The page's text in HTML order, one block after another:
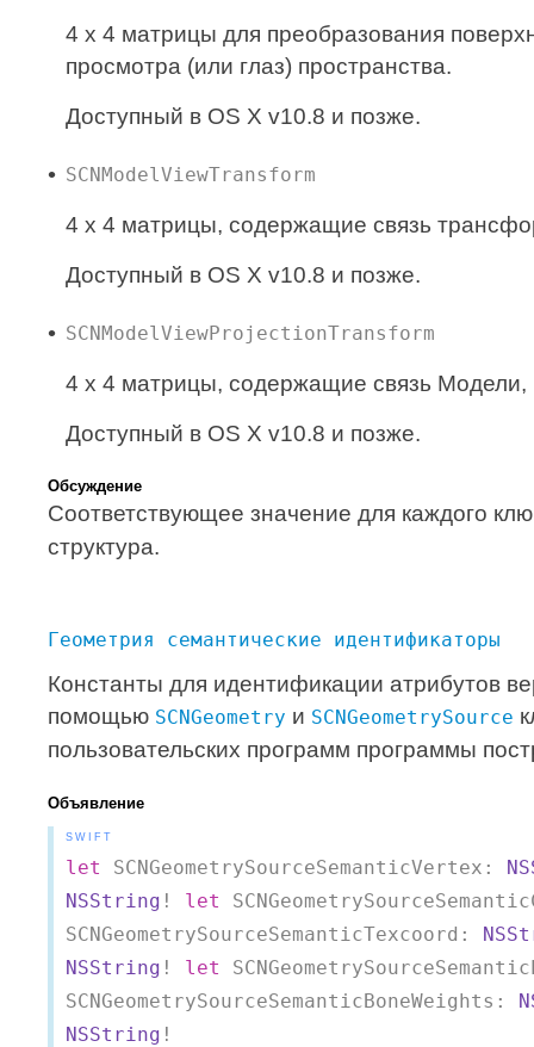
4 x 4 матрицы для преобразования
просмотра (или глаз) пространства.
Доступный в OS X v10.8 и позже.
SCNModelViewTransform
4 x 4 матрицы, содержащие связь
Доступный в OS X v10.8 и позже.
SCNModelViewProjectionTransform
4 x 4 матрицы, содержащие связь
Доступный в OS X v10.8 и позже.
Обсуждение
Соответствующее значение для каждого
структура.
Геометрия семантические идентификаторы
Константы для идентификации атрибутов
помощью SCNGeometry и SCNGeometrySource
пользовательских программ программы
Объявление
SWIFT
let SCNGeometrySourceSemanticVertex:
NSString ! let
SCNGeometrySourceSemanticTexcoord:
NSString ! let
SCNGeometrySourceSemanticBoneWeights:
NSString !